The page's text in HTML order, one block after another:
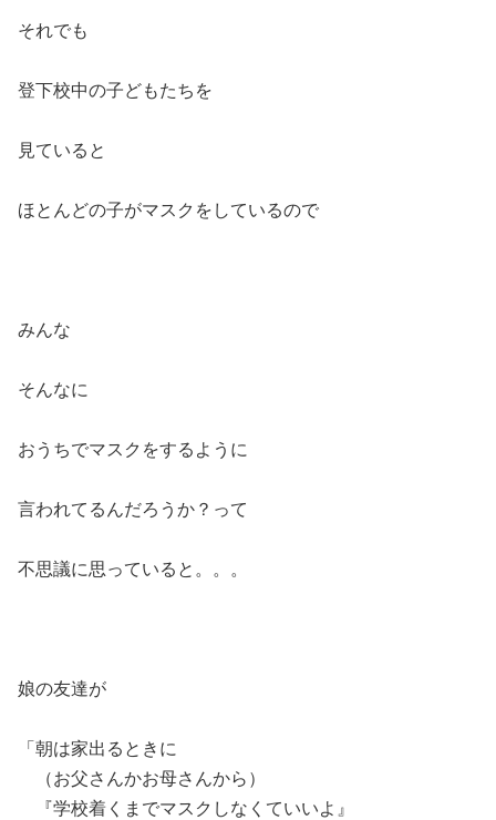
それでも
登下校中の子どもたちを
見ていると
ほとんどの子がマスクをしているので
みんな
そんなに
おうちでマスクをするように
言われてるんだろうか？って
不思議に思っていると。。。
娘の友達が
「朝は家出るときに
（お父さんかお母さんから）
『学校着くまでマスクしなくていいよ』